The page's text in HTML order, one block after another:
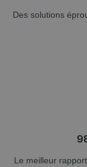
Des solutions
Le meilleur